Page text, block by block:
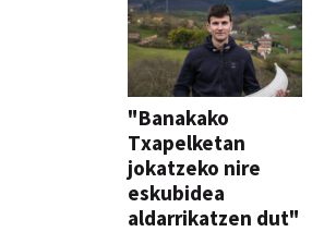
"Banakako
Txapelketan
jokatzeko nire
eskubidea
aldarrikatzen dut"